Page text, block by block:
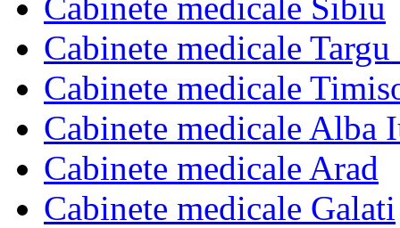
Cabinete medicale
Cabinete medicale
Cabinete medicale Alba
Cabinete medicale Arad
Cabinete medicale Galati